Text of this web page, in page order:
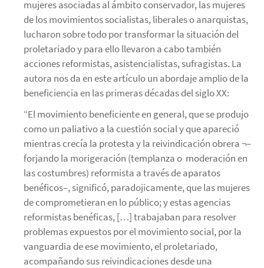
mujeres asociadas al ámbito conservador, las mujeres
de los movimientos socialistas, liberales o anarquistas,
lucharon sobre todo por transformar la situación del
proletariado y para ello llevaron a cabo también
acciones reformistas, asistencialistas, sufragistas. La
autora nos da en este artículo un abordaje amplio de la
beneficiencia en las primeras décadas del siglo XX:
“El movimiento beneficiente en general, que se produjo
como un paliativo a la cuestión social y que apareció
mientras crecía la protesta y la reivindicación obrera ¬–
forjando la morigeración (templanza o moderación en
las costumbres) reformista a través de aparatos
benéficos–, significó, paradojicamente, que las mujeres
de comprometieran en lo público; y estas agencias
reformistas benéficas, […] trabajaban para resolver
problemas expuestos por el movimiento social, por la
vanguardia de ese movimiento, el proletariado,
acompañando sus reivindicaciones desde una